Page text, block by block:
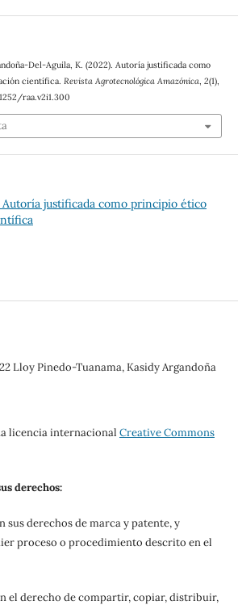
Del-Aguila, K. (2022). Autoría justificada como
científica. Revista Agrotecnológica Amazónica, 2(1),
raa.v2i1.300
Autoría justificada como principio ético
Lloy Pinedo-Tuanama, Kasidy Argandoña
licencia internacional Creative Commons
derechos:
sus derechos de marca y patente, y
proceso o procedimiento descrito en el
el derecho de compartir, copiar, distribuir,